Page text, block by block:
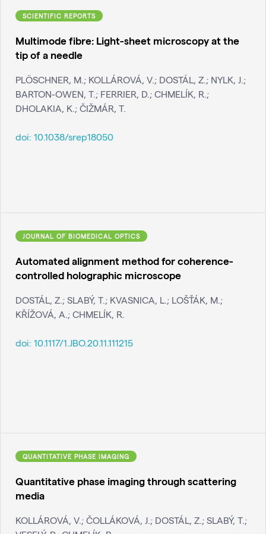
SCIENTIFIC REPORTS
Multimode fibre: Light-sheet microscopy at the
tip of a needle
PLÖSCHNER, M.; KOLLÁROVÁ, V.; DOSTÁL, Z.; NYLK, J.;
BARTON-OWEN, T.; FERRIER, D.; CHMELÍK, R.;
DHOLAKIA, K.; ČIŽMÁR, T.
doi: 10.1038/srep18050
JOURNAL OF BIOMEDICAL OPTICS
Automated alignment method for coherence-
controlled holographic microscope
DOSTÁL, Z.; SLABÝ, T.; KVASNICA, L.; LOŠŤÁK, M.;
KŘÍŽOVÁ, A.; CHMELÍK, R.
doi: 10.1117/1.JBO.20.11.111215
QUANTITATIVE PHASE IMAGING
Quantitative phase imaging through scattering
media
KOLLÁROVÁ, V.; ČOLLÁKOVÁ, J.; DOSTÁL, Z.; SLABÝ, T.;